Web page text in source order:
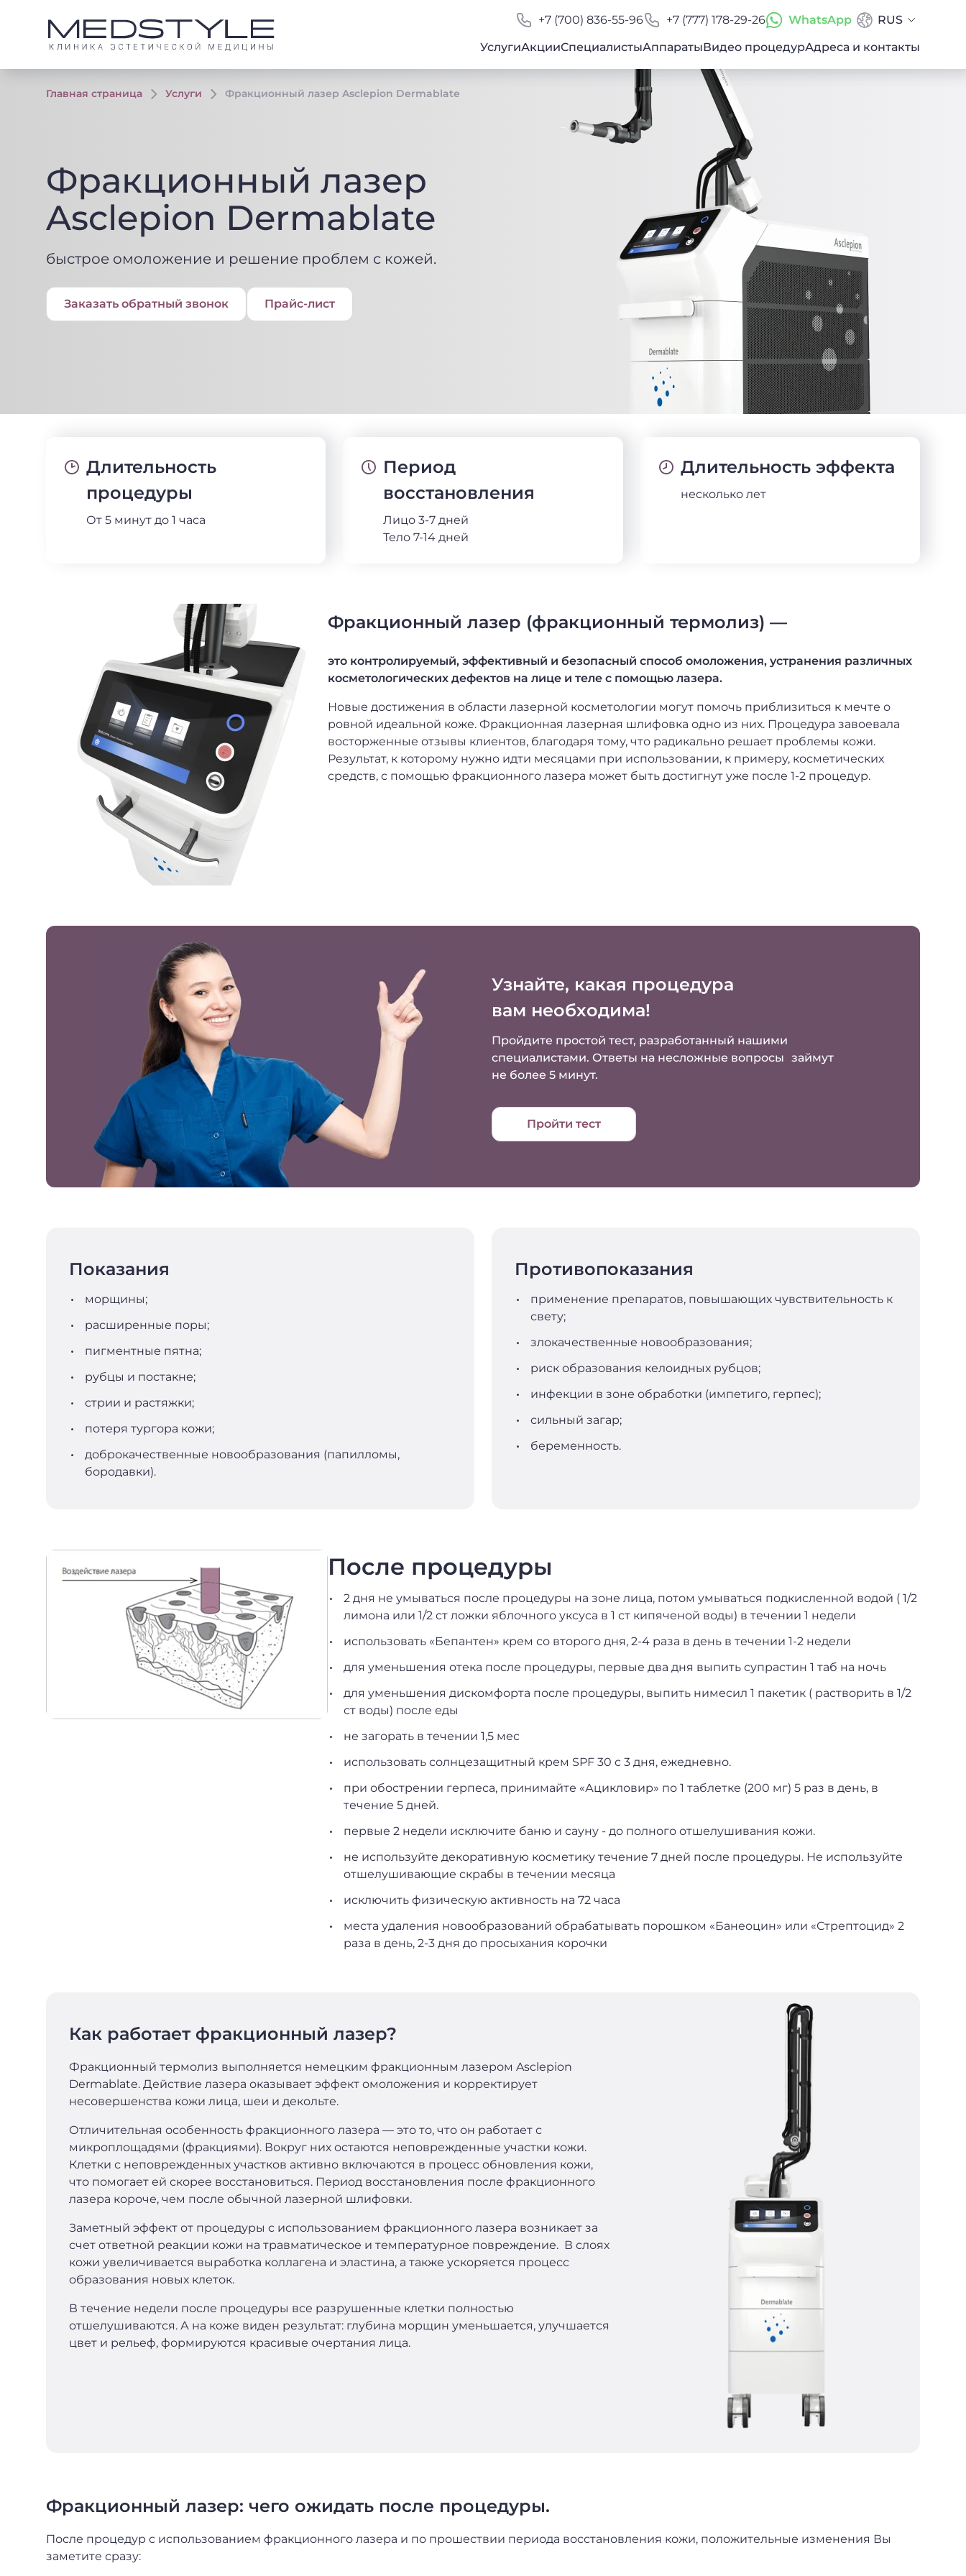
+7 (700) 836-55-96 +7 (777) 178-29-26 WhatsApp
RUS
УслугиАкцииСпециалистыАппаратыВидео процедурАдреса и контакты
Главная страница Услуги Фракционный лазер Asclepion Dermablate
Фракционный лазер
Asclepion Dermablate
быстрое омоложение и решение проблем с кожей.
Заказать обратный звонок Прайс-лист
Длительность
процедуры
От 5 минут до 1 часа
Период
восстановления
Лицо 3-7 дней
Тело 7-14 дней
Длительность эффекта
несколько лет
Фракционный лазер (фракционный термолиз) —
это контролируемый, эффективный и безопасный способ омоложения, устранения различных
косметологических дефектов на лице и теле с помощью лазера.
Новые достижения в области лазерной косметологии могут помочь приблизиться к мечте о
ровной идеальной коже. Фракционная лазерная шлифовка одно из них. Процедура завоевала
восторженные отзывы клиентов, благодаря тому, что радикально решает проблемы кожи.
Результат, к которому нужно идти месяцами при использовании, к примеру, косметических
средств, с помощью фракционного лазера может быть достигнут уже после 1-2 процедур.
Узнайте, какая процедура
вам необходима!
Пройдите простой тест, разработанный нашими
специалистами. Ответы на несложные вопросы займут
не более 5 минут.
Пройти тест
Показания
морщины;
расширенные поры;
пигментные пятна;
рубцы и постакне;
стрии и растяжки;
потеря тургора кожи;
доброкачественные новообразования (папилломы,
бородавки).
Противопоказания
применение препаратов, повышающих чувствительность к
свету;
злокачественные новообразования;
риск образования келоидных рубцов;
инфекции в зоне обработки (импетиго, герпес);
сильный загар;
беременность.
После процедуры
2 дня не умываться после процедуры на зоне лица, потом умываться подкисленной водой ( 1/2
лимона или 1/2 ст ложки яблочного уксуса в 1 ст кипяченой воды) в течении 1 недели
использовать «Бепантен» крем со второго дня, 2-4 раза в день в течении 1-2 недели
для уменьшения отека после процедуры, первые два дня выпить супрастин 1 таб на ночь
⁠для уменьшения дискомфорта после процедуры, выпить нимесил 1 пакетик ( растворить в 1/2
ст воды) после еды
не загорать в течении 1,5 мес
использовать солнцезащитный крем SPF 30 с 3 дня, ежедневно.
при обострении герпеса, принимайте «Ацикловир» по 1 таблетке (200 мг) 5 раз в день, в
течение 5 дней.
первые 2 недели исключите баню и сауну - до полного отшелушивания кожи.
не используйте декоративную косметику течение 7 дней после процедуры. Не используйте
отшелушивающие скрабы в течении месяца
⁠исключить физическую активность на 72 часа
места удаления новообразований обрабатывать порошком «Банеоцин» или «Стрептоцид» 2
раза в день, 2-3 дня до просыхания корочки
Как работает фракционный лазер?
Фракционный термолиз выполняется немецким фракционным лазером Asclepion
Dermablate. Действие лазера оказывает эффект омоложения и корректирует
несовершенства кожи лица, шеи и декольте.
Отличительная особенность фракционного лазера — это то, что он работает с
микроплощадями (фракциями). Вокруг них остаются неповрежденные участки кожи.
Клетки с неповрежденных участков активно включаются в процесс обновления кожи,
что помогает ей скорее восстановиться. Период восстановления после фракционного
лазера короче, чем после обычной лазерной шлифовки.
Заметный эффект от процедуры с использованием фракционного лазера возникает за
счет ответной реакции кожи на травматическое и температурное повреждение. В слоях
кожи увеличивается выработка коллагена и эластина, а также ускоряется процесс
образования новых клеток.
В течение недели после процедуры все разрушенные клетки полностью
отшелушиваются. А на коже виден результат: глубина морщин уменьшается, улучшается
цвет и рельеф, формируются красивые очертания лица.
Фракционный лазер: чего ожидать после процедуры.
После процедур с использованием фракционного лазера и по прошествии периода восстановления кожи, положительные изменения Вы
заметите сразу: